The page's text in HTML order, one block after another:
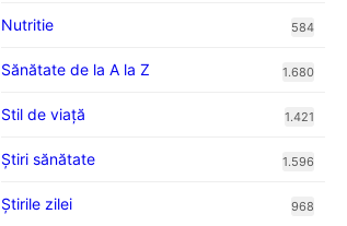
Nutritie 584
Sănătate de la A la Z 1.680
Stil de viaţă 1.421
Ştiri sănătate 1.596
Știrile zilei 968